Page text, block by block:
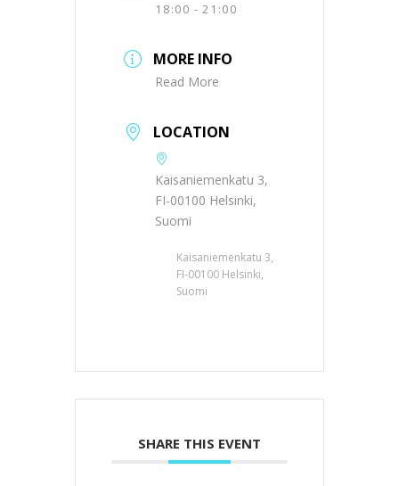
18:00 - 21:00
MORE INFO
Read More
LOCATION
Kaisaniemenkatu 3,
FI-00100 Helsinki,
Suomi
Kaisaniemenkatu 3,
FI-00100 Helsinki,
Suomi
SHARE THIS EVENT